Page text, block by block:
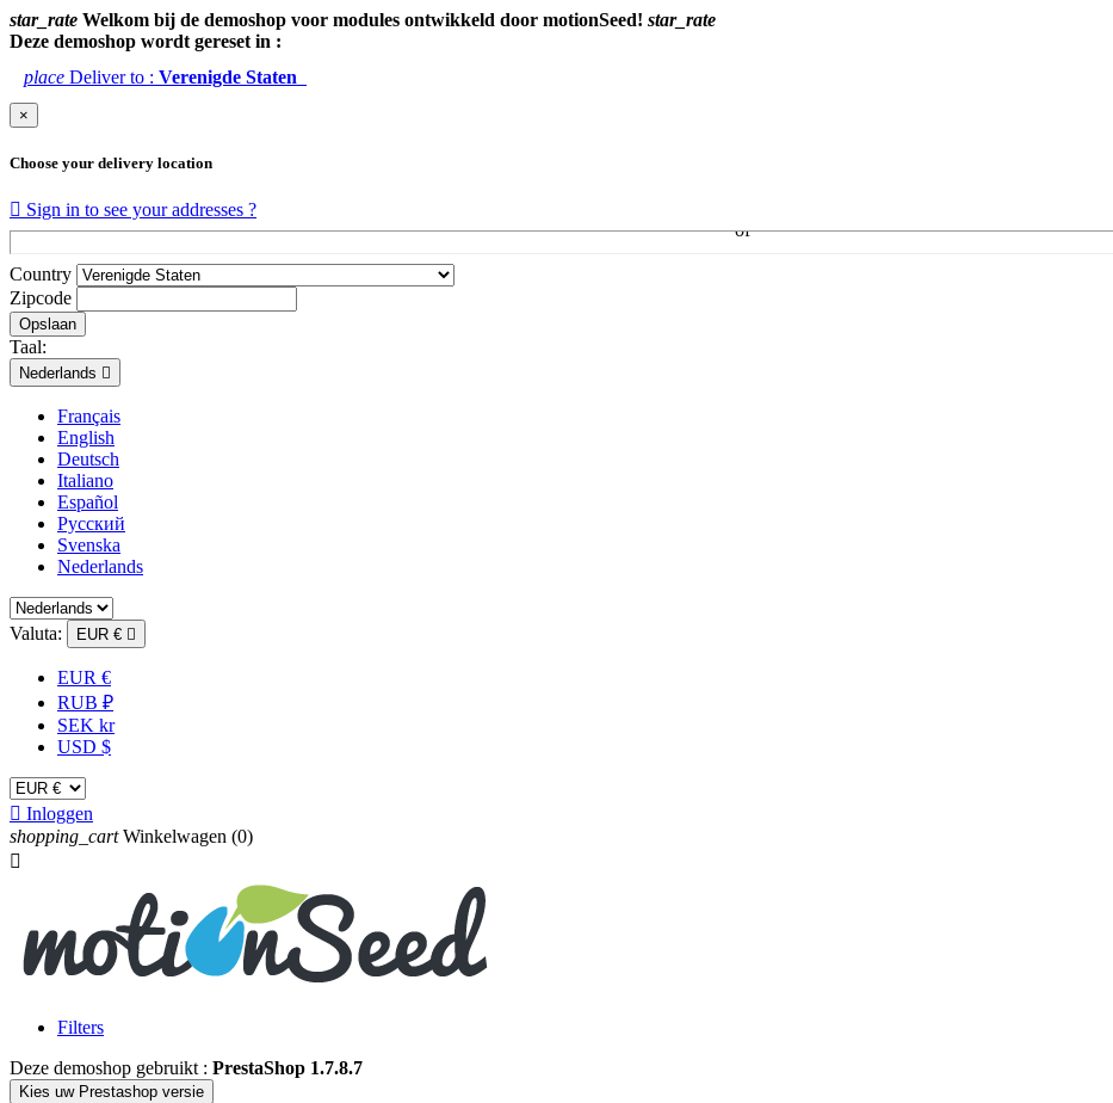
star_rate Welkom bij de demoshop voor modules ontwikkeld door motionSeed! star_rate
Deze demoshop wordt gereset in :
place Deliver to : Verenigde Staten
×
Choose your delivery location
 Sign in to see your addresses ?
Country
Zipcode
Opslaan
Taal:
Nederlands 
Français
English
Deutsch
Italiano
Español
Русский
Svenska
Nederlands
Valuta: EUR € 
EUR €
RUB ₽
SEK kr
USD $
 Inloggen
shopping_cart Winkelwagen (0)

Filters
Deze demoshop gebruikt : PrestaShop 1.7.8.7
Kies uw Prestashop versie